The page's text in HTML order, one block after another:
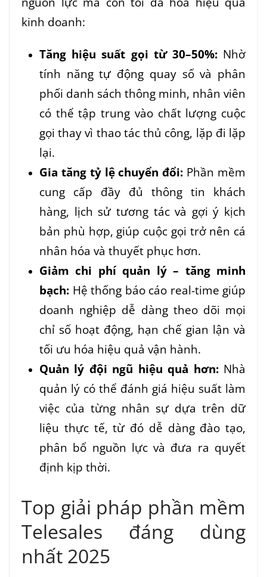
kinh doanh:
Tăng hiệu suất gọi từ 30–50%:Nhờ
tính năng tự động quay số và phân
phối danh sách thông minh, nhân viên
có thể tập trung vào chất lượng cuộc
gọi thay vì thao tác thủ công, lặp đi lặp
lại.
Gia tăng tỷ lệ chuyển đổi: Phần mềm
cung cấp đầy đủ thông tin khách
hàng, lịch sử tương tác và gợi ý kịch
bản phù hợp, giúp cuộc gọi trở nên cá
nhân hóa và thuyết phục hơn.
Giảm chi phí quản lý – tăng minh
bạch: Hệ thống báo cáo real-time giúp
doanh nghiệp dễ dàng theo dõi mọi
chỉ số hoạt động, hạn chế gian lận và
tối ưu hóa hiệu quả vận hành.
Quản lý đội ngũ hiệu quả hơn: Nhà
quản lý có thể đánh giá hiệu suất làm
việc của từng nhân sự dựa trên dữ
liệu thực tế, từ đó dễ dàng đào tạo,
phân bổ nguồn lực và đưa ra quyết
định kịp thời.
Top giải pháp phần mềm
Telesales đáng dùng
nhất 2025